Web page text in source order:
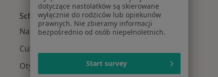
Schorzenia w Gdańsku
Nadciśnienie tętnicze w Gdańsku
Cukrzyca w Gdańsku
Otyłość w Gdańsku
dotyczące nastolatków są skierowane
wyłącznie do rodziców lub opiekunów
prawnych. Nie zbieramy informacji
bezpośrednio od osób niepełnoletnich.
Start survey